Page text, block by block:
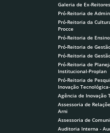
Galeria de Ex-Reitores
Pró-Reitoria de
Pró-Reitoria da
Procce
Pró-Reitoria de
Pró-Reitoria de
Pró-Reitoria de
Pró-Reitoria de
Institucional-Proplan
Pró-Reitoria de
Inovação
Agência de Inovação
Assessoria de
Arni
Assessoria de
Auditoria Interna -